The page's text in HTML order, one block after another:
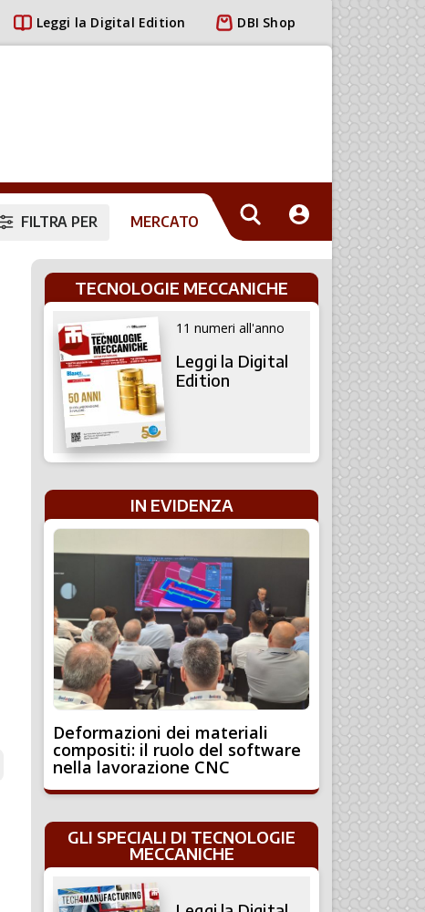
Leggi la Digital Edition DBI Shop
FILTRA PER MERCATO
TECNOLOGIE MECCANICHE
11 numeri all'anno
Leggi la Digital
Edition
IN EVIDENZA
Deformazioni dei materiali
compositi: il ruolo del software
nella lavorazione CNC
GLI SPECIALI DI TECNOLOGIE
MECCANICHE